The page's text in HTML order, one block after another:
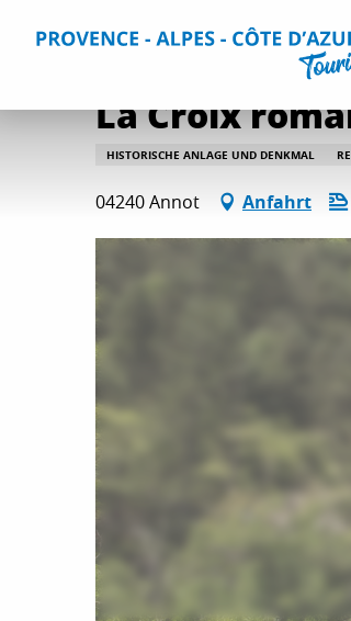
Home Aktivitäten Kultur und
La Croix
HISTORISCHE ANLAGE UND DENKMAL
04240 Annot Anfahrt